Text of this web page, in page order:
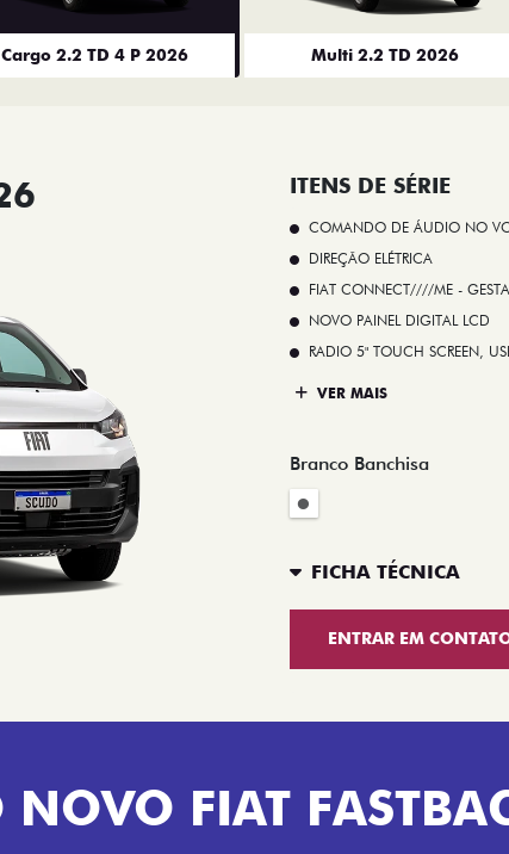
Cargo 2.2 TD 4 P 2026 Multi 2.2 TD 2026
ITENS DE SÉRIE
COMANDO DE ÁUDIO NO
DIREÇÃO ELÉTRICA
FIAT CONNECT////ME -
NOVO PAINEL DIGITAL LCD
RADIO 5" TOUCH SCREEN,
VER MAIS
Branco Banchisa
FICHA TÉCNICA
ENTRAR EM
NOVO FIAT